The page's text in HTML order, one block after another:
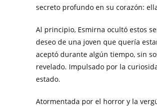
secreto profundo en su corazón:
Al principio, Esmirna ocultó estos
deseo de una joven que quería
aceptó durante algún tiempo, sin
revelado. Impulsado por la
estado.
Atormentada por el horror y la